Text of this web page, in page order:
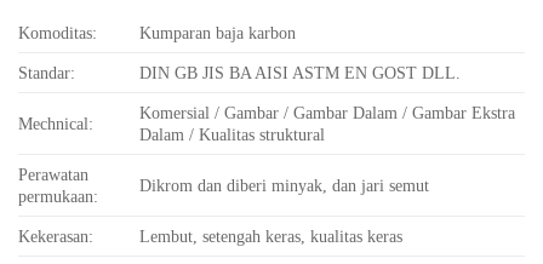
Komoditas: Kumparan baja karbon
Standar: DIN GB JIS BA AISI ASTM EN GOST DLL.
Mechnical:
Komersial / Gambar / Gambar Dalam / Gambar Ekstra
Dalam / Kualitas struktural
Perawatan
permukaan:
Dikrom dan diberi minyak, dan jari semut
Kekerasan: Lembut, setengah keras, kualitas keras